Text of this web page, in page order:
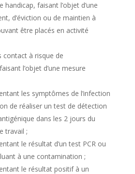
handicap, faisant l’objet d’une
d’éviction ou de maintien à
être placés en activité
contact à risque de
l’objet d’une mesure
les symptômes de l’infection
de réaliser un test de détection
dans les 2 jours du
travail ;
le résultat d’un test PCR ou
à une contamination ;
le résultat positif à un